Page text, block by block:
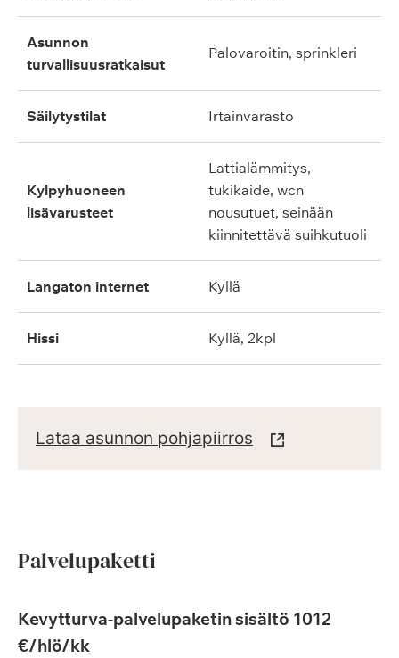
asunnon
turvallisuusratkaisut
palovaroitin, sprinkleri
säilytystilat irtainvarasto
kylpyhuoneen
lisävarusteet
lattialämmitys,
tukikaide, wcn
nousutuet, seinään
kiinnitettävä suihkutuoli
langaton internet kyllä
hissi kyllä, 2kpl
Lataa asunnon pohjapiirros
Palvelupaketti
Kevytturva-palvelupaketin sisältö 1012
€/hlö/kk